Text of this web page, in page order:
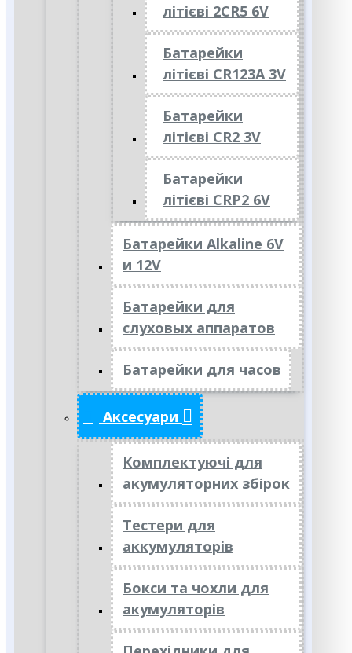
літієві 2CR5 6V
Батарейки
літієві CR123A 3V
Батарейки
літієві CR2 3V
Батарейки
літієві CRP2 6V
Батарейки Alkaline 6V
и 12V
Батарейки для
слуховых аппаратов
Батарейки для часов
Аксесуари
Комплектуючі для
акумуляторних збірок
Тестери для
аккумуляторів
Бокси та чохли для
акумуляторів